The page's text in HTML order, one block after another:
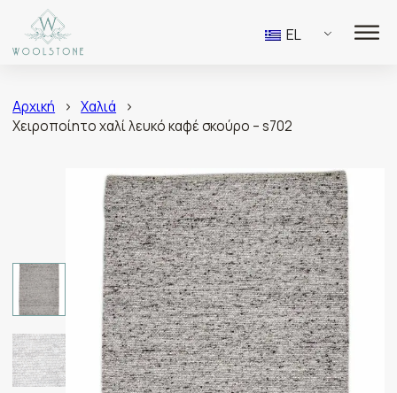
EL
Αρχική > Χαλιά
>
Χειροποίητο χαλί λευκό καφέ σκούρο – s702